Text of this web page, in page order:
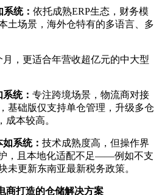
系统： 依托成熟ERP生态，财务模
土场景，海外仓特有的多语言、多
，更适合年营收超亿元的中大型
系统： 专注跨境场景，物流商对接
基础版仅支持单仓管理，升级多仓
成本较高。
如系统： 技术成熟度高，但操作界
，且本地化适配不足——例如不支
未更新东南亚最新税务政策。
商打造的仓储解决方案